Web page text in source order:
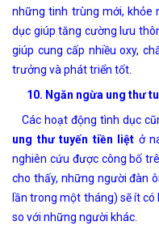
những tinh trùng mới, khỏe
dục giúp tăng cường lưu
giúp cung cấp nhiều oxy,
trưởng và phát triển tốt.
10. Ngăn ngừa ung thư
Các hoạt động tình dục
ung thư tuyến tiền liệt ở
nghiên cứu được công bố
cho thấy, những người đàn
lần trong một tháng) sẽ ít
so với những người khác.